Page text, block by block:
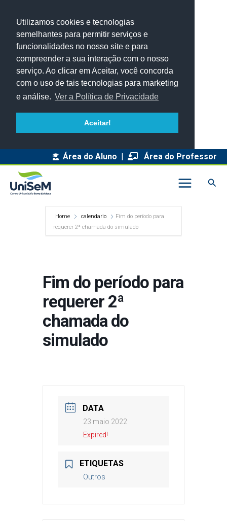
Utilizamos cookies e tecnologias
semelhantes para permitir serviços e
funcionalidades no nosso site e para
compreender a sua interação com o nosso
serviço. Ao clicar em Aceitar, você concorda
com o uso de tais tecnologias para marketing
e análise. Ver a Política de Privacidade
Aceitar!
Área do Aluno | Área do Professor
Home calendario
Fim do período para
requerer 2ª chamada do simulado
Fim do período para
requerer 2ª
chamada do
simulado
DATA
23 maio 2022
Expired!
ETIQUETAS
Outros